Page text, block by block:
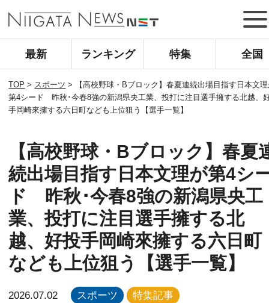
最新 ランキング 特集 全国
TOP > スポーツ >
【高校野球・Bブロック】春夏連続出場目指す日本文
第4シード 昨秋･今春8強の新潟県央工業、投打に注目選手擁する北越、
手岡崎來擁する六日町なども上位狙う【選手一覧】
【高校野球・Bブロック】春夏
続出場目指す日本文理が第4シ
ド 昨秋･今春8強の新潟県央工
業、投打に注目選手擁する北
越、好投手岡崎來擁する六日町
なども上位狙う【選手一覧】
2026.07.02 スポーツ 特集記事